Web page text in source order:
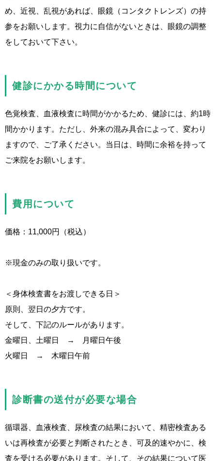
め、近視、乱視があれば、眼鏡（コンタクトレンズ）の持
参をお願いします。視力に自信がないときは、眼鏡の調整
をしておいて下さい。
健診にかかる時間について
色覚検査、血液検査に時間がかかるため、健診には、約1時
間かかります。ただし、外来の混み具合によって、変わり
ますので、ご了承ください。当日は、時間に余裕を持って
ご来院をお願いします。
費用について
価格：11,000円（税込）
※現金のみの取り扱いです。
＜身体検査書をお渡しできる日＞
原則、翌日の夕方です。
そして、下記のルールがあります。
金曜日、土曜日 → 月曜日午後
火曜日 → 木曜日午前
診断書の送付が必要な場合
循環器、血液検査、尿検査の結果において、精密検査ある
いは再検査が必要と判断されたとき、可及的速やかに、検
査を受ける必要があります。そして、その結果について医